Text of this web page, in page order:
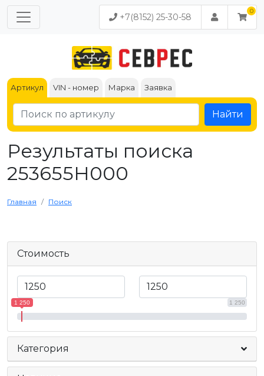
+7(8152) 25-30-58
Артикул VIN - номер Марка Заявка
Найти
Результаты поиска
253655H000
Главная Поиск
Стоимость
1 250
1 250
Категория